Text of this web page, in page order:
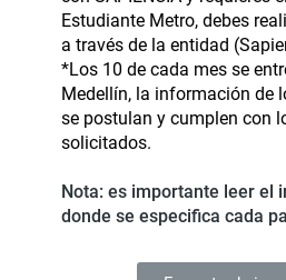
Estudiante Metro, debes
a través de la entidad
*Los 10 de cada mes se
Medellín, la información de
se postulan y cumplen con
solicitados.
Nota: es importante leer el
donde se especifica cada